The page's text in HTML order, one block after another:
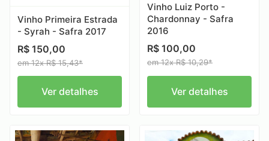
Vinho Primeira Estrada
- Syrah - Safra 2017
R$ 150,00
em 12x R$ 15,43*
Ver detalhes
Vinho Luiz Porto -
Chardonnay - Safra
2016
R$ 100,00
em 12x R$ 10,29*
Ver detalhes